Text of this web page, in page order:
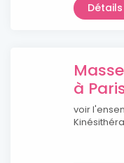
Détails
à
voir